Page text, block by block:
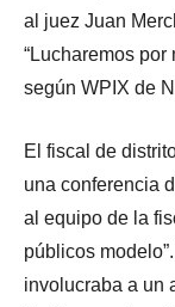
al juez Juan
“Lucharemos por
según WPIX de
El fiscal de
una conferencia
al equipo de la
públicos
involucraba a un